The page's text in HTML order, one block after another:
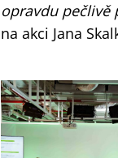
opravdu pečlivě
na akci Jana